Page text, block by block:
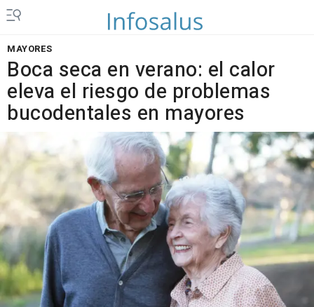
MAYORES
Boca seca en verano: el calor
eleva el riesgo de problemas
bucodentales en mayores